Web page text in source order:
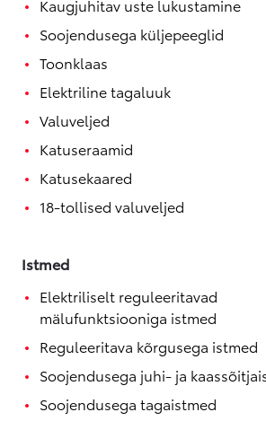
Kaugjuhitav uste lukustamine
Soojendusega küljepeeglid
Toonklaas
Elektriline tagaluuk
Valuveljed
Katuseraamid
Katusekaared
18-tollised valuveljed
Istmed
Elektriliselt reguleeritavad
mälufunktsiooniga istmed
Reguleeritava kõrgusega istmed
Soojendusega juhi- ja
Soojendusega tagaistmed